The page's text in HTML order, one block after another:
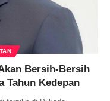
Bersih-Bersih
Tahun Kedepan